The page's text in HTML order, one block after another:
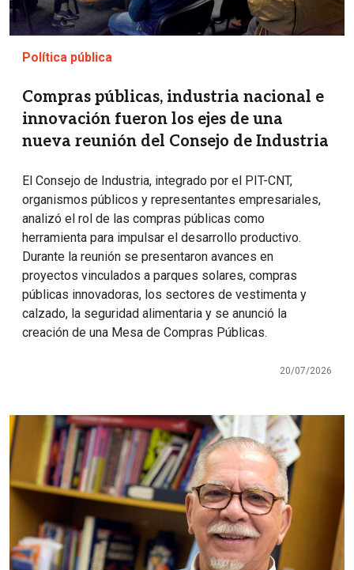
Política pública
Compras públicas, industria nacional e
innovación fueron los ejes de una
nueva reunión del Consejo de Industria
El Consejo de Industria, integrado por el PIT-CNT,
organismos públicos y representantes empresariales,
analizó el rol de las compras públicas como
herramienta para impulsar el desarrollo productivo.
Durante la reunión se presentaron avances en
proyectos vinculados a parques solares, compras
públicas innovadoras, los sectores de vestimenta y
calzado, la seguridad alimentaria y se anunció la
creación de una Mesa de Compras Públicas.
20/07/2026
Imagen